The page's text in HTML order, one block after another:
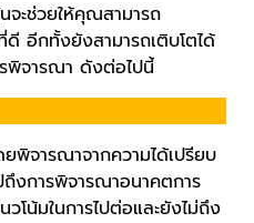
จะช่วยให้คุณสามารถ
อีกทั้งยังสามารถเติบโตได้
พิจารณา ดังต่อไปนี้
พิจารณาจากความได้เปรียบ
ถึงการพิจารณาอนาคตการ
โน้มในการไปต่อและยังไม่ถึง